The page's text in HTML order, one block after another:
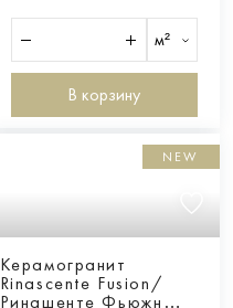
м²
В корзину
NEW
Керамогранит
Rinascente Fusion/
Ринашенте Фьюжн